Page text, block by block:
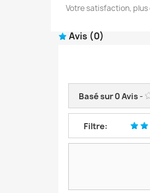
Votre satisfaction,
Avis (0)
Basé sur0Avis-
Filtre: